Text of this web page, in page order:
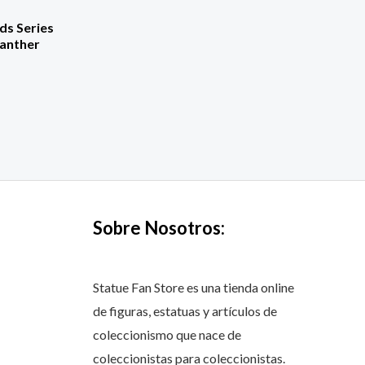
Series
Sobre Nosotros:
Statue Fan Store es una tienda online
de figuras, estatuas y artículos de
coleccionismo que nace de
coleccionistas para coleccionistas.